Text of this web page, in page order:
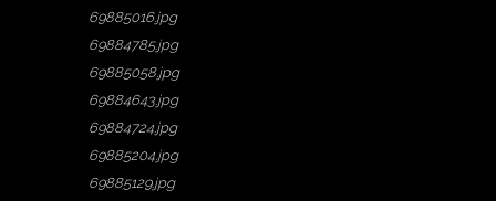
69885016.jpg
69884785.jpg
69885058.jpg
69884643.jpg
69884724.jpg
69885204.jpg
69885129.jpg